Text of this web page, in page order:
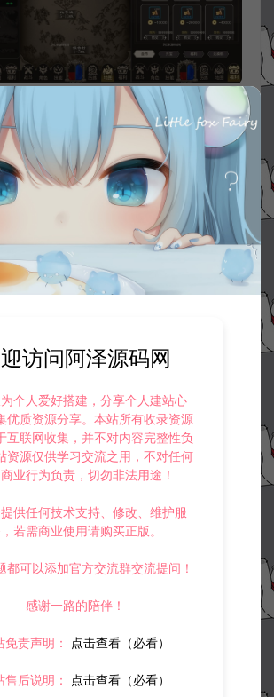
为 30 星钻，请先 登录
打赏 点赞 (2)
是赞助，收取费用仅维持本站的日常运营所需。
营或用于其他商业活动，请您购买正版授权并合法
、不妥之处的资源，请在网站右边客服联系我们。
！
要用于商用！
32838727@qq.com
端+Win一键服务端+内置GM+简易安卓客户端+详细搭
53744/syzy/xyxh5/
访问阿泽源码网
个人爱好搭建，分享个人建站心
优质资源分享。本站所有收录资源
互联网收集，并不对内容完整性负
资源仅供学习交流之用，不对任何
业行为负责，切勿非法用途！
供任何技术支持、修改、维护服
若需商业使用请购买正版。
都可以添加官方交流群交流提问！
感谢一路的陪伴！
免责声明： 点击查看（必看）
售后说明： 点击查看（必看）